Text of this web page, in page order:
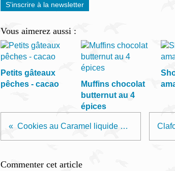
S'inscrire à la newsletter
Vous aimerez aussi :
Petits gâteaux
pêches - cacao
Muffins chocolat
butternut au 4
épices
Cookies au Caramel liquide et Chocolat
Commenter cet article